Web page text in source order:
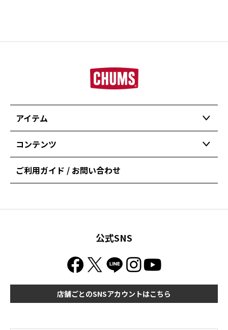
アイテム
コンテンツ
ご利用ガイド / お問い合わせ
公式SNS
店舗ごとのSNSアカウントはこちら